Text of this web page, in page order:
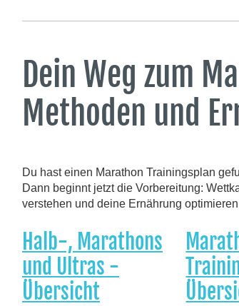
Dein Weg zum
Methoden und
Du hast einen Marathon Trainingsplan
Dann beginnt jetzt die Vorbereitung:
verstehen und deine Ernährung
Halb-, Marathons
und Ultras -
Übersicht